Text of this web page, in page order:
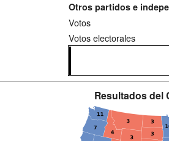
Otros partidos e
Votos
Votos electorales
Resultados del